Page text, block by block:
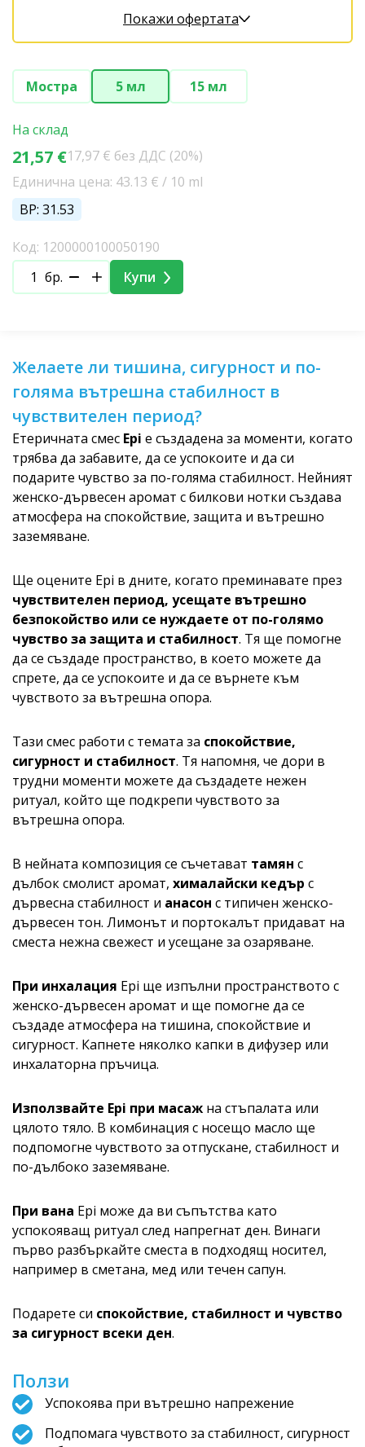
Покажи офертата
Мостра 5 мл 15 мл
На склад
21,57 €17,97 € без ДДС (20%)
Единична цена: 43.13 € / 10 ml
BP: 31.53
Код: 1200000100050190
бр.
Купи
Желаете ли тишина, сигурност и по-
голяма вътрешна стабилност в
чувствителен период?
Етеричната смес Epi е създадена за моменти, когато
трябва да забавите, да се успокоите и да си
подарите чувство за по-голяма стабилност. Нейният
женско-дървесен аромат с билкови нотки създава
атмосфера на спокойствие, защита и вътрешно
заземяване.
Ще оцените Epi в дните, когато преминавате през
чувствителен период, усещате вътрешно
безпокойство или се нуждаете от по-голямо
чувство за защита и стабилност. Тя ще помогне
да се създаде пространство, в което можете да
спрете, да се успокоите и да се върнете към
чувството за вътрешна опора.
Тази смес работи с темата за спокойствие,
сигурност и стабилност. Тя напомня, че дори в
трудни моменти можете да създадете нежен
ритуал, който ще подкрепи чувството за
вътрешна опора.
В нейната композиция се съчетават тамян с
дълбок смолист аромат, хималайски кедър с
дървесна стабилност и анасон с типичен женско-
дървесен тон. Лимонът и портокалът придават на
сместа нежна свежест и усещане за озаряване.
При инхалация Epi ще изпълни пространството с
женско-дървесен аромат и ще помогне да се
създаде атмосфера на тишина, спокойствие и
сигурност. Капнете няколко капки в дифузер или
инхалаторна пръчица.
Използвайте Epi при масаж на стъпалата или
цялото тяло. В комбинация с носещо масло ще
подпомогне чувството за отпускане, стабилност и
по-дълбоко заземяване.
При вана Epi може да ви съпътства като
успокояващ ритуал след напрегнат ден. Винаги
първо разбъркайте сместа в подходящ носител,
например в сметана, мед или течен сапун.
Подарете си спокойствие, стабилност и чувство
за сигурност всеки ден.
Ползи
Успокоява при вътрешно напрежение
Подпомага чувството за стабилност, сигурност